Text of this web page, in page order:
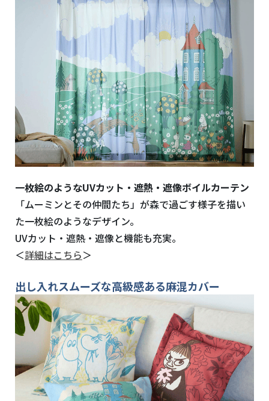
一枚絵のようなUVカット・遮熱・遮像ボイルカーテン
「ムーミンとその仲間たち」が森で過ごす様子を描い
た一枚絵のようなデザイン。
UVカット・遮熱・遮像と機能も充実。
＜詳細はこちら＞
出し入れスムーズな高級感ある麻混カバー